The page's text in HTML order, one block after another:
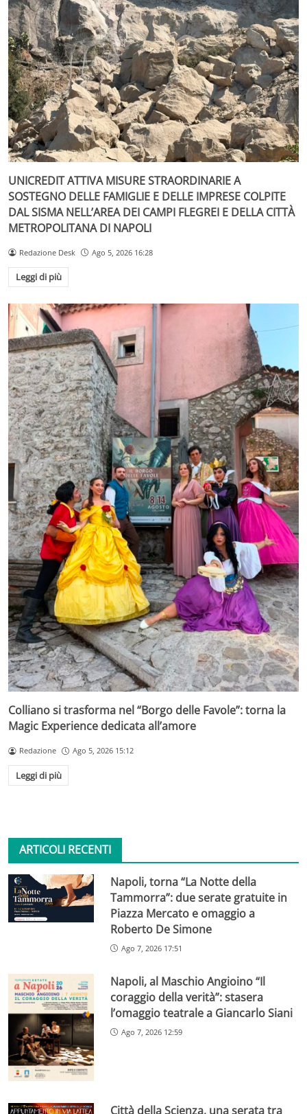
UNICREDIT ATTIVA MISURE STRAORDINARIE A
SOSTEGNO DELLE FAMIGLIE E DELLE IMPRESE COLPITE
DAL SISMA NELL’AREA DEI CAMPI FLEGREI E DELLA CITTÀ
METROPOLITANA DI NAPOLI
Redazione Desk Ago 5, 2026 16:28
Leggi di più
Colliano si trasforma nel “Borgo delle Favole”: torna la
Magic Experience dedicata all’amore
Redazione Ago 5, 2026 15:12
Leggi di più
ARTICOLI RECENTI
Napoli, torna “La Notte della
Tammorra”: due serate gratuite in
Piazza Mercato e omaggio a
Roberto De Simone
Ago 7, 2026 17:51
Napoli, al Maschio Angioino “Il
coraggio della verità”: stasera
l’omaggio teatrale a Giancarlo Siani
Ago 7, 2026 12:59
Città della Scienza, una serata tra